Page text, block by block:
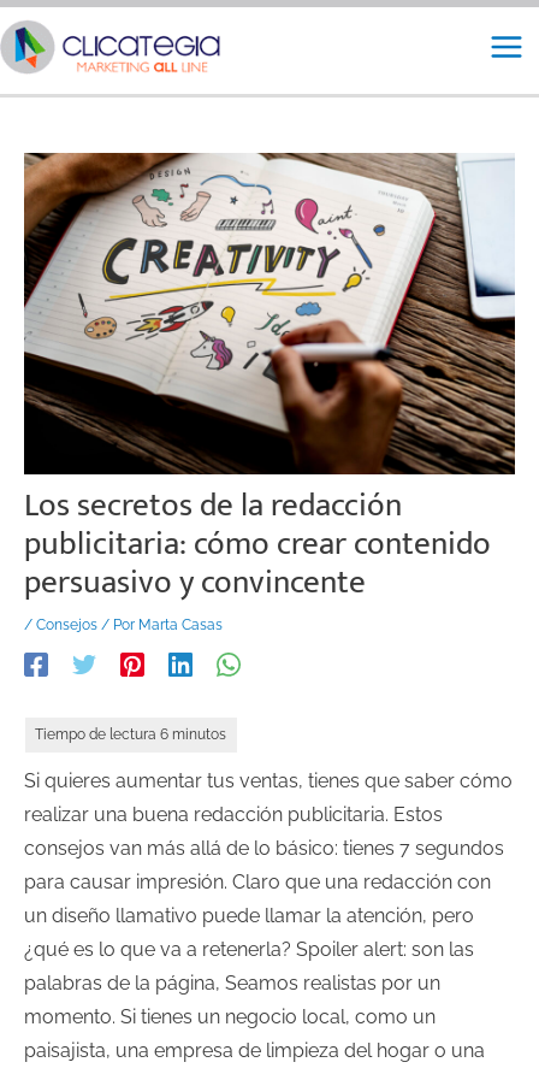
Ir
al
Los secretos de la redacción
publicitaria: cómo crear contenido
persuasivo y convincente
/ Consejos / Por Marta Casas
Si quieres aumentar tus ventas, tienes que saber cómo
realizar una buena redacción publicitaria. Estos
consejos van más allá de lo básico: tienes 7 segundos
para causar impresión. Claro que una redacción con
un diseño llamativo puede llamar la atención, pero
¿qué es lo que va a retenerla? Spoiler alert: son las
palabras de la página, Seamos realistas por un
momento. Si tienes un negocio local, como un
paisajista, una empresa de limpieza del hogar o una